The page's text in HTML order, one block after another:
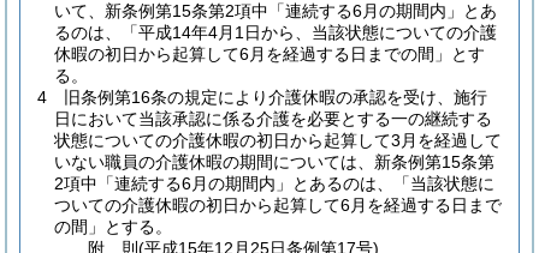
いて、新条例第15条第2項中「連続する6月の期間内」とあ
るのは、「平成14年4月1日から、当該状態についての介護
休暇の初日から起算して6月を経過する日までの間」とす
る。
4
旧条例第16条の規定により介護休暇の承認を受け、施行
日において当該承認に係る介護を必要とする一の継続する
状態についての介護休暇の初日から起算して3月を経過して
いない職員の介護休暇の期間については、新条例第15条第
2項中「連続する6月の期間内」とあるのは、「当該状態に
ついての介護休暇の初日から起算して6月を経過する日まで
の間」とする。
附 則(平成15年12月25日条例第17号)